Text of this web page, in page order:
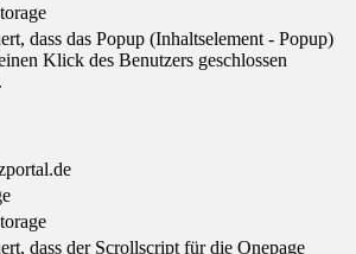
dass das Popup (Inhaltselement - Popup)
Klick des Benutzers geschlossen
dass der Scrollscript für die Onepage